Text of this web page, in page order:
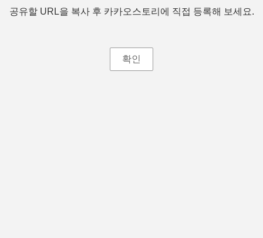
공유할 URL을 복사 후 카카오스토리에 직접 등록해 보세요.
확인